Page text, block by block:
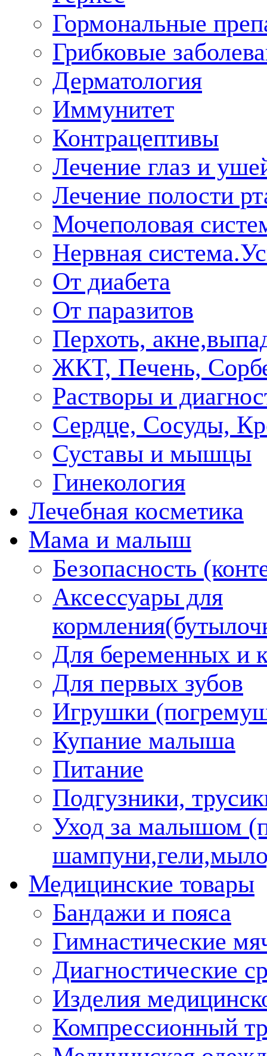
Гормональные
Грибковые
Дерматология
Иммунитет
Контрацептивы
Лечение глаз и
Лечение полости
Мочеполовая
Нервная
От диабета
От паразитов
Перхоть,
ЖКТ, Печень,
Растворы и
Сердце, Сосуды,
Суставы и мышцы
Гинекология
Лечебная косметика
Мама и малыш
Безопасность
Аксессуары для
Для беременных и
Для первых зубов
Игрушки
Купание малыша
Питание
Подгузники,
Уход за малышом
Медицинские товары
Бандажи и пояса
Гимнастические
Диагностические
Изделия
Компрессионный